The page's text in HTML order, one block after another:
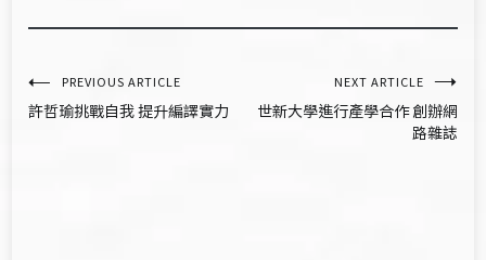
文
章
PREVIOUS ARTICLE
許哲瑜挑戰自我 提升編譯實力
NEXT ARTICLE
世新大學進行產學合作 創辦網
路雜誌